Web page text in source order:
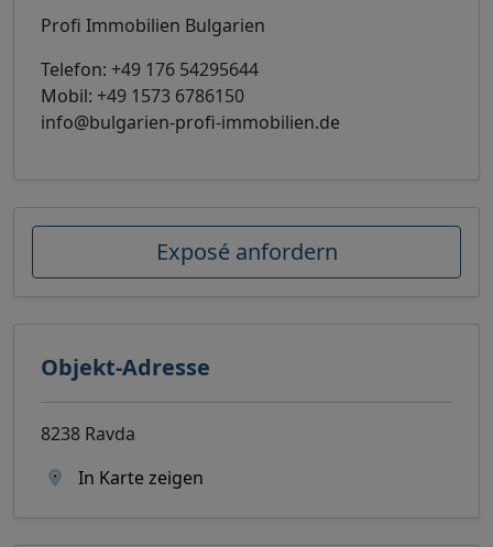
Profi Immobilien Bulgarien
Telefon: +49 176 54295644
Mobil: +49 1573 6786150
info@bulgarien-profi-immobilien.de
Exposé anfordern
Objekt-Adresse
8238 Ravda
In Karte zeigen